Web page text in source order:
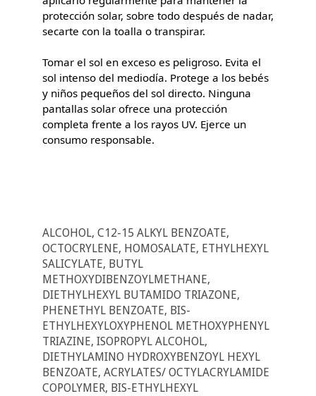
protección solar, sobre todo después de nadar,
secarte con la toalla o transpirar.
Tomar el sol en exceso es peligroso. Evita el
sol intenso del mediodía. Protege a los bebés
y niños pequeños del sol directo. Ninguna
pantallas solar ofrece una protección
completa frente a los rayos UV. Ejerce un
consumo responsable.
ALCOHOL, C12-15 ALKYL BENZOATE,
OCTOCRYLENE, HOMOSALATE, ETHYLHEXYL
SALICYLATE, BUTYL
METHOXYDIBENZOYLMETHANE,
DIETHYLHEXYL BUTAMIDO TRIAZONE,
PHENETHYL BENZOATE, BIS-
ETHYLHEXYLOXYPHENOL METHOXYPHENYL
TRIAZINE, ISOPROPYL ALCOHOL,
DIETHYLAMINO HYDROXYBENZOYL HEXYL
BENZOATE, ACRYLATES/ OCTYLACRYLAMIDE
COPOLYMER, BIS-ETHYLHEXYL